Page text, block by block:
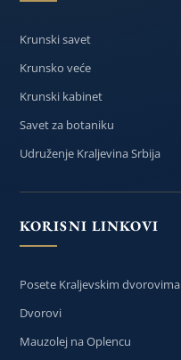
Krunski savet
Krunsko veće
Krunski kabinet
Savet za botaniku
Udruženje Kraljevina Srbija
KORISNI LINKOVI
Posete Kraljevskim dvorovima
Dvorovi
Mauzolej na Oplencu